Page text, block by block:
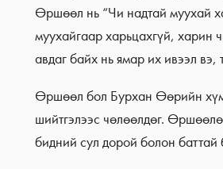
Өршөөл нь “Чи надтай муухай
муухайгаар харьцахгүй, харин
авдаг байх нь ямар их ивээл вэ,
Өршөөл бол Бурхан Өөрийн
шийтгэлээс чөлөөлдөг.
бидний сул дорой болон